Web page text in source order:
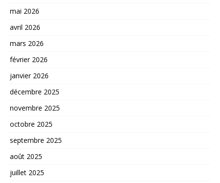
mai 2026
avril 2026
mars 2026
février 2026
janvier 2026
décembre 2025
novembre 2025
octobre 2025
septembre 2025
août 2025
juillet 2025